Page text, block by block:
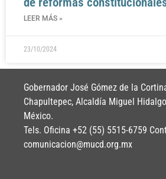
LEER MÁS »
23/10/2024
Gobernador José Gómez de la
Chapultepec, Alcaldía Miguel
México.
Tels. Oficina +52 (55) 5515-6759
comunicacion@mucd.org.mx